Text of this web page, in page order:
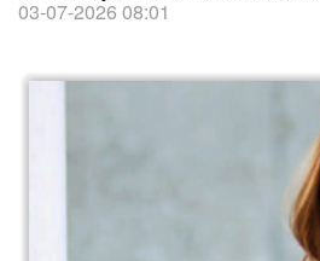
03-07-2026 08:01